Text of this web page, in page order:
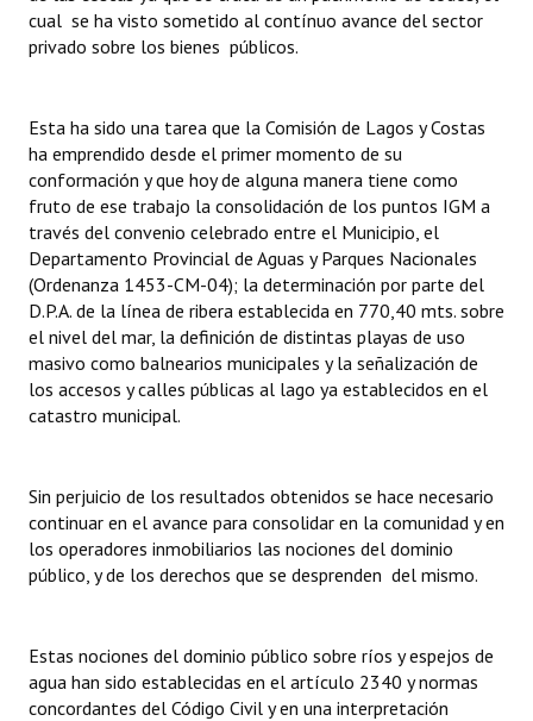
cual se ha visto sometido al contínuo avance del sector
privado sobre los bienes públicos.
Esta ha sido una tarea que la Comisión de Lagos y Costas
ha emprendido desde el primer momento de su
conformación y que hoy de alguna manera tiene como
fruto de ese trabajo la consolidación de los puntos IGM a
través del convenio celebrado entre el Municipio, el
Departamento Provincial de Aguas y Parques Nacionales
(Ordenanza 1453-CM-04); la determinación por parte del
D.P.A. de la línea de ribera establecida en 770,40 mts. sobre
el nivel del mar, la definición de distintas playas de uso
masivo como balnearios municipales y la señalización de
los accesos y calles públicas al lago ya establecidos en el
catastro municipal.
Sin perjuicio de los resultados obtenidos se hace necesario
continuar en el avance para consolidar en la comunidad y en
los operadores inmobiliarios las nociones del dominio
público, y de los derechos que se desprenden del mismo.
Estas nociones del dominio público sobre ríos y espejos de
agua han sido establecidas en el artículo 2340 y normas
concordantes del Código Civil y en una interpretación